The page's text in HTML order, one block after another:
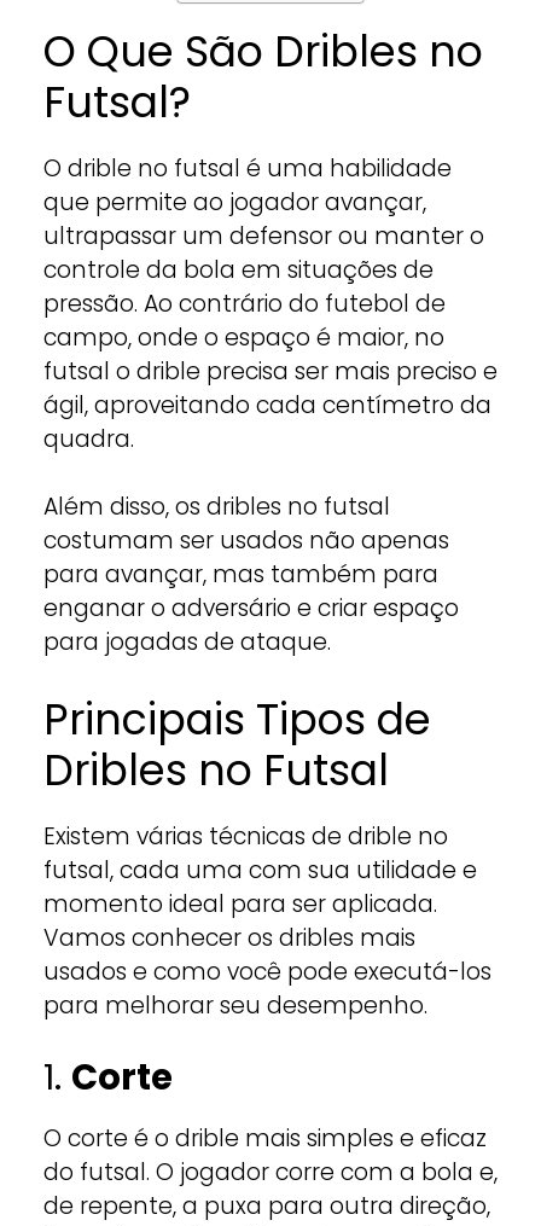
O Que São Dribles no
Futsal?
O drible no futsal é uma habilidade
que permite ao jogador avançar,
ultrapassar um defensor ou manter o
controle da bola em situações de
pressão. Ao contrário do futebol de
campo, onde o espaço é maior, no
futsal o drible precisa ser mais preciso e
ágil, aproveitando cada centímetro da
quadra.
Além disso, os dribles no futsal
costumam ser usados não apenas
para avançar, mas também para
enganar o adversário e criar espaço
para jogadas de ataque.
Principais Tipos de
Dribles no Futsal
Existem várias técnicas de drible no
futsal, cada uma com sua utilidade e
momento ideal para ser aplicada.
Vamos conhecer os dribles mais
usados e como você pode executá-los
para melhorar seu desempenho.
1. Corte
O corte é o drible mais simples e eficaz
do futsal. O jogador corre com a bola e,
de repente, a puxa para outra direção,